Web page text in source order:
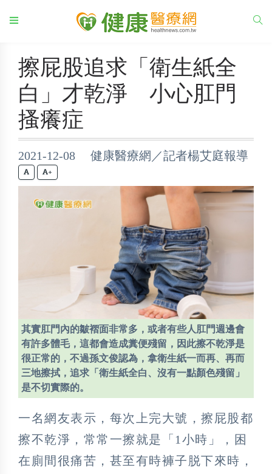
擦屁股追求「衛生紙全
白」才乾淨 小心肛門
搔癢症
2021-12-08 健康醫療網／記者楊艾庭報導
+
其實肛門內的皺褶面非常多，或者有些人肛門週邊會
有許多體毛，這都會造成糞便殘留，因此擦不乾淨是
很正常的，不過孫文俊認為，拿衛生紙一而再、再而
三地擦拭，追求「衛生紙全白、沒有一點顏色殘留」
是不切實際的。
一名網友表示，每次上完大號，擦屁股都
擦不乾淨，常常一擦就是「1小時」，困
在廁間很痛苦，甚至有時褲子脱下來時，